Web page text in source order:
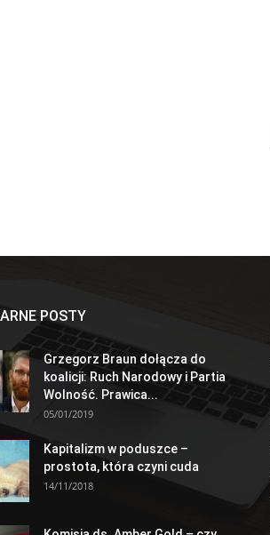
POSTY
Grzegorz Braun dołącza do
koalicji: Ruch Narodowy i Partia
Wolność. Prawica...
05/01/2019
Kapitalizm w poduszce –
prostota, która czyni cuda
14/11/2018